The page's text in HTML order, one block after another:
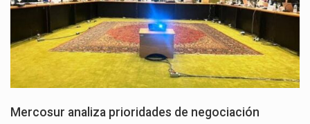
Mercosur analiza prioridades de negociación